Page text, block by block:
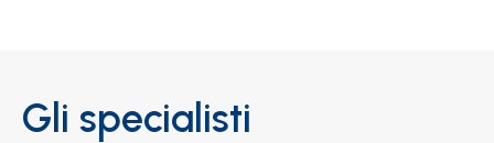
Gli specialisti